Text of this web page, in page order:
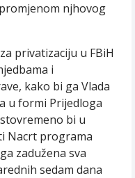
njhovog
privatizaciju u FBiH
i
kako bi ga Vlada
u formi Prijedloga
bi u
Nacrt programa
zadužena sva
sedam dana